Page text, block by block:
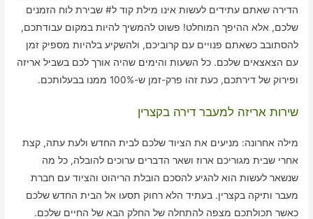
הדירה שאתם עתידים לעשות אינו מילת קוד ל# שבירת לוח הזמנים
שלכם, אלא ההיפך המוחלט! פשוט להמשיך להיות במקום עבודתכם,
להסתובב כשאתם פנויים עם קרוביכם, ולהשקיע בלהיות מספיק זמן
עם הצאצאים שלכם. כל השעות והימים שהיה אורך לכם בשביל אריזה
ופירוק של דירתכם, כעת זהו פרק-זמן ש-100% ממנו בבעלותכם.
שירות אריזה למעבר דירה בקצרין
מילה אחרונה: מניעים את הציוד שלכם לבית החדש ולעת עתה, קצת
אחרי שבית מגוריכם ארוז ושאר הדברים ערוכים להובלה, כל מה
שנשאר לעשות הוא להגיע להסכם הובלת הריהוט והציוד עם חברת
מעבר ותיקה בקצרין. בעתיד הלא רחוק תסעו אל הבית החדש שלכם
כאשר תכולתכם מצפה להתחלה של החלק הבא של החיים שלכם.